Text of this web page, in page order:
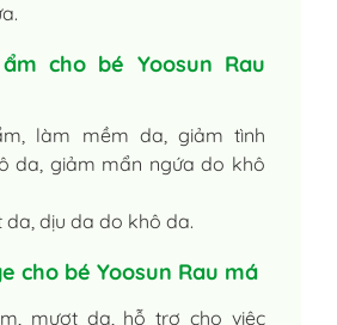
cho bé Yoosun Rau
làm mềm da, giảm tình
da, giảm mẩn ngứa do khô
dịu da do khô da.
cho bé Yoosun Rau má
mượt da, hỗ trợ cho việc